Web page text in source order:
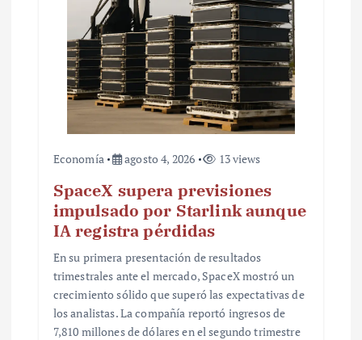
Economía agosto 4, 2026 13 views
SpaceX supera previsiones
impulsado por Starlink aunque
IA registra pérdidas
En su primera presentación de resultados
trimestrales ante el mercado, SpaceX mostró un
crecimiento sólido que superó las expectativas de
los analistas. La compañía reportó ingresos de
7,810 millones de dólares en el segundo trimestre